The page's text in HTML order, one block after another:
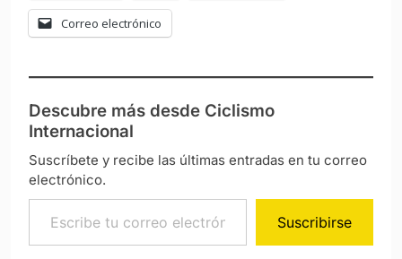
Correo electrónico
Descubre más desde Ciclismo
Internacional
Suscríbete y recibe las últimas entradas en tu correo
electrónico.
Escribe tu correo electrónico…
Suscribirse